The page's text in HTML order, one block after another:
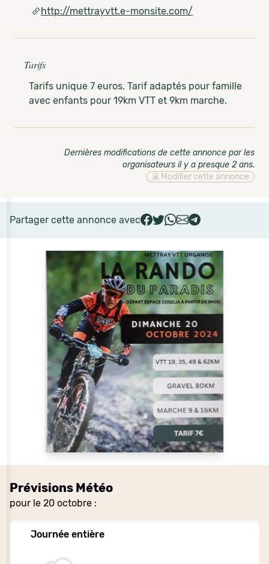
Prévisions Météo
pour le 20 octobre :
Journée entière
http://mettrayvtt.e-monsite.com/
Tarifs
Tarifs unique 7 euros. Tarif adaptés pour famille
avec enfants pour 19km VTT et 9km marche.
Dernières modifications de cette annonce par les
organisateurs il y a presque 2 ans.
Modifier cette annonce
Partager cette annonce avec